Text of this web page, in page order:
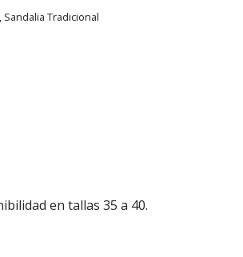
, Sandalia Tradicional
en tallas 35 a 40.